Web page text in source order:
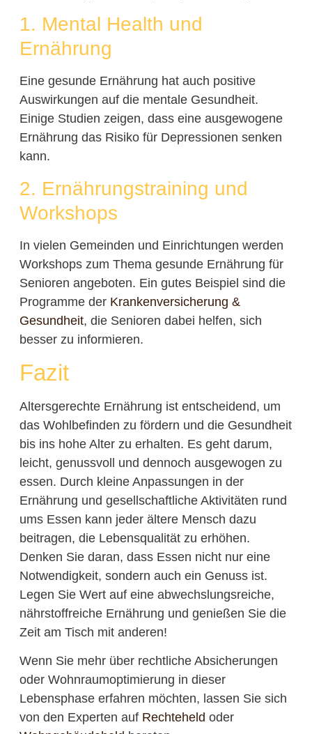
1. Mental Health und
Ernährung
Eine gesunde Ernährung hat auch positive
Auswirkungen auf die mentale Gesundheit.
Einige Studien zeigen, dass eine ausgewogene
Ernährung das Risiko für Depressionen senken
kann.
2. Ernährungstraining und
Workshops
In vielen Gemeinden und Einrichtungen werden
Workshops zum Thema gesunde Ernährung für
Senioren angeboten. Ein gutes Beispiel sind die
Programme der Krankenversicherung &
Gesundheit, die Senioren dabei helfen, sich
besser zu informieren.
Fazit
Altersgerechte Ernährung ist entscheidend, um
das Wohlbefinden zu fördern und die Gesundheit
bis ins hohe Alter zu erhalten. Es geht darum,
leicht, genussvoll und dennoch ausgewogen zu
essen. Durch kleine Anpassungen in der
Ernährung und gesellschaftliche Aktivitäten rund
ums Essen kann jeder ältere Mensch dazu
beitragen, die Lebensqualität zu erhöhen.
Denken Sie daran, dass Essen nicht nur eine
Notwendigkeit, sondern auch ein Genuss ist.
Legen Sie Wert auf eine abwechslungsreiche,
nährstoffreiche Ernährung und genießen Sie die
Zeit am Tisch mit anderen!
Wenn Sie mehr über rechtliche Absicherungen
oder Wohnraumoptimierung in dieser
Lebensphase erfahren möchten, lassen Sie sich
von den Experten auf Rechteheld oder